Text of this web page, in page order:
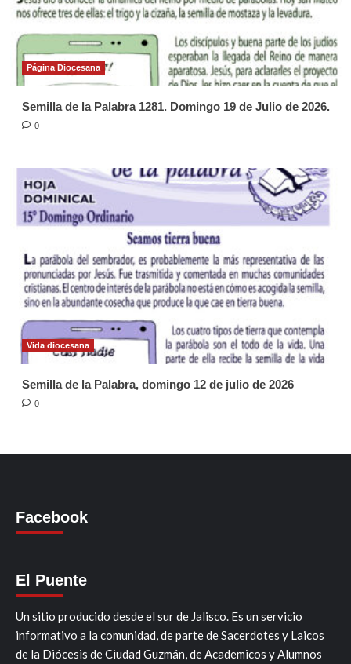
Página Diocesana
Semilla de la Palabra 1281. Domingo 19 de Julio de 2026.
0
Vida diocesana
Semilla de la Palabra, domingo 12 de julio de 2026
0
Facebook
El Puente
Un sitio producido desde el sur de Jalisco. Es un servicio
informativo a la comunidad, de parte de Sacerdotes y Laicos
de la Diócesis de Ciudad Guzmán, de Academicos y Alumnos